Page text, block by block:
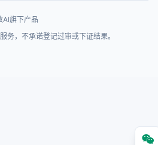
AI旗下产品
务，不承诺登记过审或下证结果。